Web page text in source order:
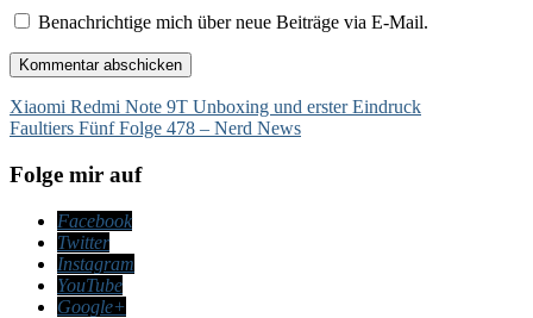
Benachrichtige mich über neue Beiträge via E-Mail.
Beitragsnavigation
Xiaomi Redmi Note 9T Unboxing und erster Eindruck
Faultiers Fünf Folge 478 – Nerd News
Folge mir auf
Facebook
Twitter
Instagram
YouTube
Google+